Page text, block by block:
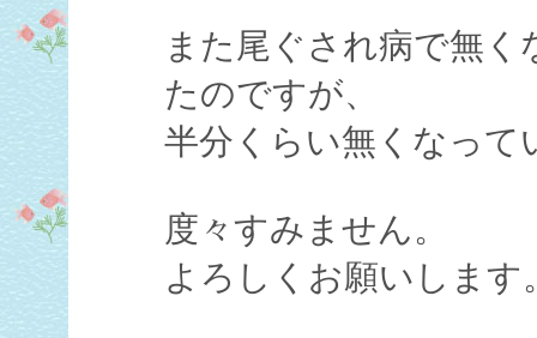
また尾ぐされ病で無
たのですが、
半分くらい無くなって
度々すみません。
よろしくお願いします